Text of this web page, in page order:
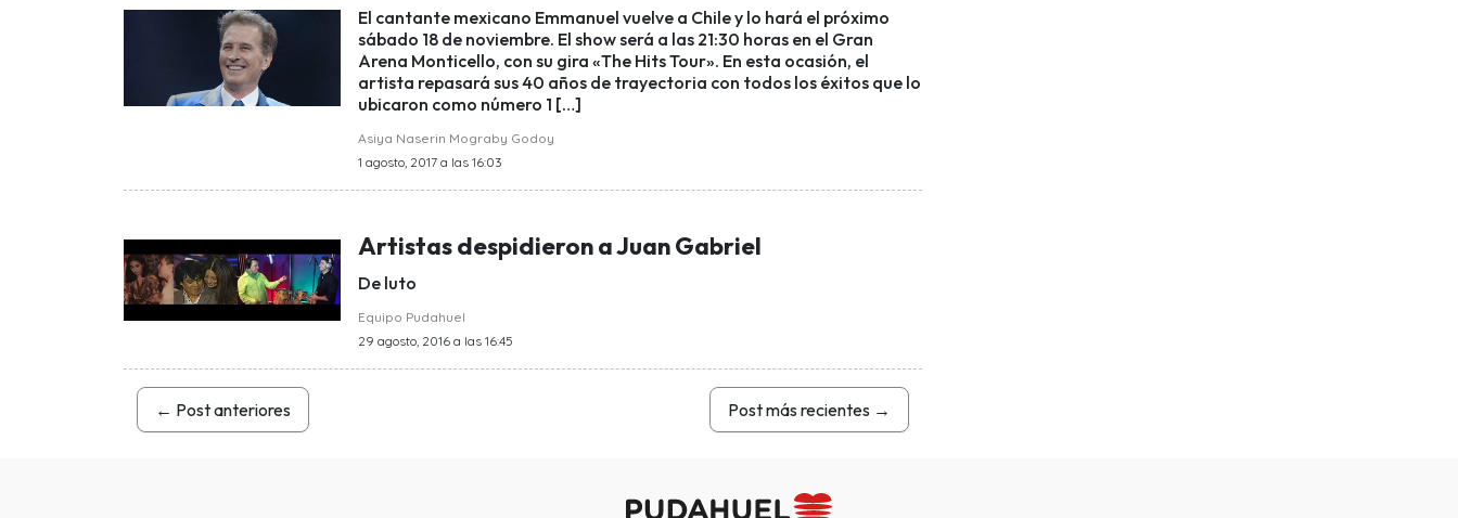
El cantante mexicano Emmanuel vuelve a Chile y lo hará el próximo
sábado 18 de noviembre. El show será a las 21:30 horas en el Gran
Arena Monticello, con su gira «The Hits Tour». En esta ocasión, el
artista repasará sus 40 años de trayectoria con todos los éxitos que lo
ubicaron como número 1 […]
Asiya Naserin Mograby Godoy
1 agosto, 2017 a las 16:03
Artistas despidieron a Juan Gabriel
De luto
Equipo Pudahuel
29 agosto, 2016 a las 16:45
← Post anteriores Post más recientes →